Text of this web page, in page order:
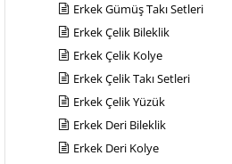
Erkek Gümüş Takı Setleri
Erkek Çelik Bileklik
Erkek Çelik Kolye
Erkek Çelik Takı Setleri
Erkek Çelik Yüzük
Erkek Deri Bileklik
Erkek Deri Kolye